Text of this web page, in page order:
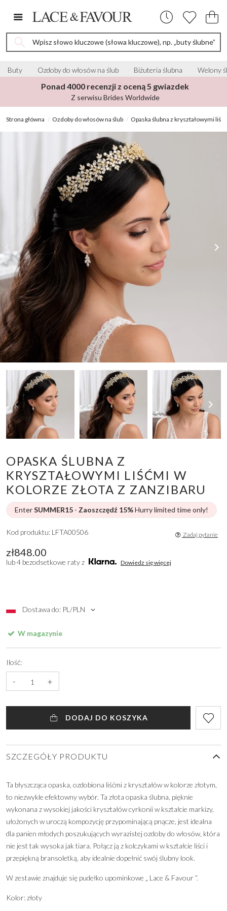
Wpisz słowo kluczowe (słowa kluczowe), np. „buty ślubne”
Buty Ozdoby do włosów na ślub Biżuteria ślubna Welony
Ponad 4000 recenzji z oceną 5 gwiazdek
Z serwisu Brides Worldwide
Strona główna Ozdoby do włosów na ślub Opaska ślubna z kryształowymi
OPASKA ŚLUBNA Z
KRYSZTAŁOWYMI LIŚĆMI W
KOLORZE ZŁOTA Z ZANZIBARU
EnterSUMMER15 - Zaoszczędź 15%Hurry limited time only!
zł848.00
lub 4 bezodsetkowe raty z Dowiedz się więcej
Dostawa do: PL/PLN
Kod produktu: LFTA00506 Zadaj pytanie
W magazynie
Ilość:
- +
DODAJ DO KOSZYKA
SZCZEGÓŁY PRODUKTU
Ta błyszcząca opaska, ozdobiona liśćmi z kryształów w kolorze złotym,
to niezwykle efektowny wybór. Ta złota opaska ślubna, pięknie
wykonana z wysokiej jakości kryształów cyrkonii w kształcie markizy,
ułożonych w uroczą kompozycję przypominającą pnącze, jest idealna
dla panien młodych poszukujących wyrazistej ozdoby do włosów, która
nie jest tak wysoka jak tiara. Połącz ją z kolczykami w kształcie liści i
przepiękną bransoletką, aby idealnie dopełnić swój ślubny look.
W zestawie znajduje się pudełko upominkowe „ Lace & Favour ”.
Kolor: złoty